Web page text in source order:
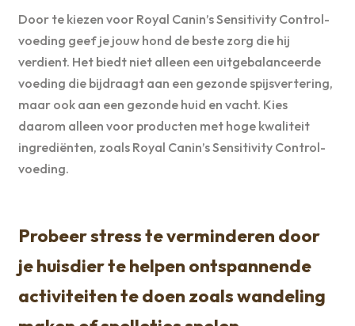
Door te kiezen voor Royal Canin’s Sensitivity Control-
voeding geef je jouw hond de beste zorg die hij
verdient. Het biedt niet alleen een uitgebalanceerde
voeding die bijdraagt aan een gezonde spijsvertering,
maar ook aan een gezonde huid en vacht. Kies
daarom alleen voor producten met hoge kwaliteit
ingrediënten, zoals Royal Canin’s Sensitivity Control-
voeding.
Probeer stress te verminderen door
je huisdier te helpen ontspannende
activiteiten te doen zoals wandeling